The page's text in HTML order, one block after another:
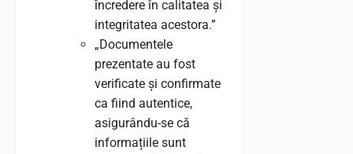
încredere în calitatea și
integritatea acestora.”
„Documentele
prezentate au fost
verificate și confirmate
ca fiind autentice,
asigurându-se că
informațiile sunt